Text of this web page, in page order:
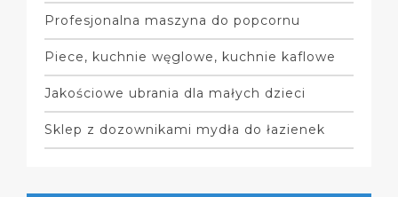
Profesjonalna maszyna do popcornu
Piece, kuchnie węglowe, kuchnie kaflowe
Jakościowe ubrania dla małych dzieci
Sklep z dozownikami mydła do łazienek